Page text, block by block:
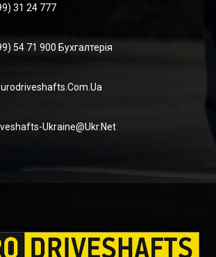
31 24 777
54 71 900 Бухгалтерія
Ukraine@ukr.net